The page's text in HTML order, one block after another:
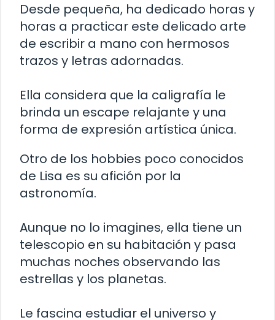
Desde pequeña, ha dedicado horas y
horas a practicar este delicado arte
de escribir a mano con hermosos
trazos y letras adornadas.
Ella considera que la caligrafía le
brinda un escape relajante y una
forma de expresión artística única.
Otro de los hobbies poco conocidos
de Lisa es su afición por la
astronomía.
Aunque no lo imagines, ella tiene un
telescopio en su habitación y pasa
muchas noches observando las
estrellas y los planetas.
Le fascina estudiar el universo y